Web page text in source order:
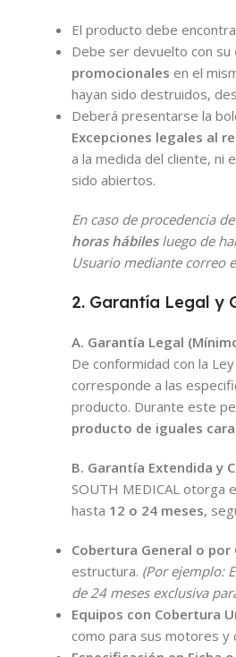
El producto debe
Debe ser devuelto con su
promocionales en el
hayan sido destruidos,
Deberá presentarse la
Excepciones legales al
a la medida del cliente, ni
sido abiertos.
En caso de procedencia
horas hábilesluego de
Usuario mediante correo
2. Garantía Legal y
A. Garantía Legal
De conformidad con la
corresponde a las
producto. Durante este
producto de iguales
B. Garantía Extendida y
SOUTH MEDICAL otorga
hasta 12 o 24 meses,
Cobertura General o por
estructura. (Por ejemplo:
de 24 meses exclusiva
Equipos con Cobertura
como para sus motores y